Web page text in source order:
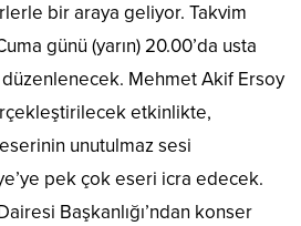
bir araya geliyor. Takvim
günü (yarın) 20.00’da usta
Mehmet Akif Ersoy
etkinlikte,
eserinin unutulmaz sesi
pek çok eseri icra edecek.
Başkanlığı’ndan konser